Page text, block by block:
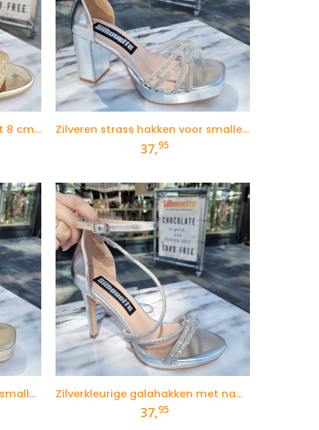
Gouden glittersandalen met 8 cm blokhak Zilveren strass hakken voor smalle voeten
37,95
Gouden strass hakken voor smalle voeten Zilverkleurige galahakken met naaldhak
37,95